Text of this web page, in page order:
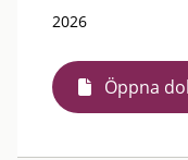
2026
Öppna